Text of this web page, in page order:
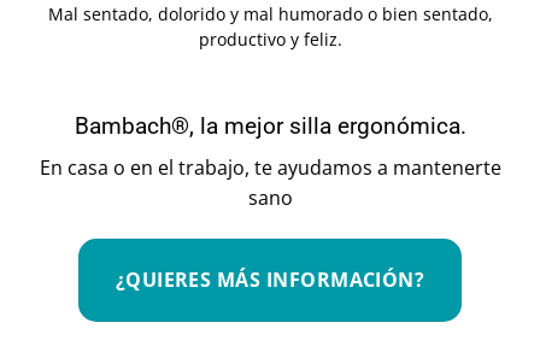
Mal sentado, dolorido y mal humorado o bien sentado,
productivo y feliz.
Bambach®, la mejor silla ergonómica.
En casa o en el trabajo, te ayudamos a mantenerte
sano
¿QUIERES MÁS INFORMACIÓN?